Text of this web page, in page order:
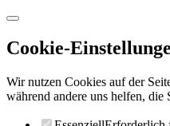
Cookie-
Wir nutzen Cookies auf der
während andere uns helfen, die